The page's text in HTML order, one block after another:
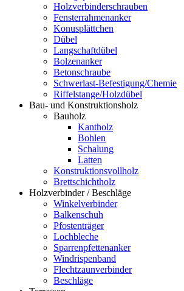
Holzverbinderschrauben
Fensterrahmenanker
Konusplättchen
Dübel
Langschaftdübel
Bolzenanker
Betonschraube
Schwerlast-Befestigung/Chemie
Riffelstange/Holzdübel
Bau- und Konstruktionsholz
Bauholz
Kantholz
Bohlen
Schalung
Latten
Konstruktionsvollholz
Brettschichtholz
Holzverbinder / Beschläge
Winkelverbinder
Balkenschuh
Pfostenträger
Lochbleche
Sparrenpfettenanker
Windrispenband
Flechtzaunverbinder
Beschläge